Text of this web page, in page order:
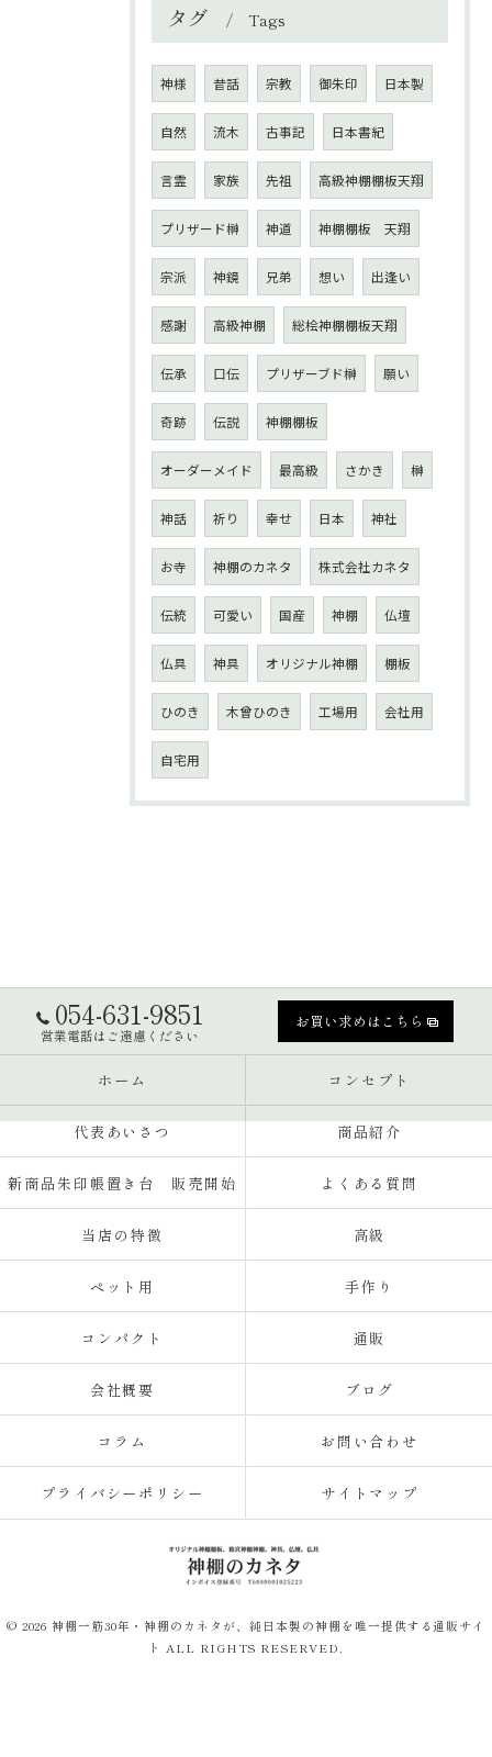
タグ Tags
神様 昔話 宗教 御朱印 日本製
自然 流木 古事記 日本書紀
言霊 家族 先祖 高級神棚棚板天翔
プリザード榊 神道 神棚棚板 天翔
宗派 神鏡 兄弟 想い 出逢い
感謝 高級神棚 総桧神棚棚板天翔
伝承 口伝 プリザーブド榊 願い
奇跡 伝説 神棚棚板
オーダーメイド 最高級 さかき 榊
神話 祈り 幸せ 日本 神社
お寺 神棚のカネタ 株式会社カネタ
伝統 可愛い 国産 神棚 仏壇
仏具 神具 オリジナル神棚 棚板
ひのき 木曾ひのき 工場用 会社用
自宅用
054-631-9851
営業電話はご遠慮ください
お買い求めはこちら
ホーム コンセプト
代表あいさつ 商品紹介
新商品朱印帳置き台 販売開始 よくある質問
当店の特徴 高級
ペット用 手作り
コンパクト 通販
会社概要 ブログ
コラム お問い合わせ
プライバシーポリシー サイトマップ
© 2026 神棚一筋30年・神棚のカネタが、純日本製の神棚を唯一提供する通販サイ
ト ALL RIGHTS RESERVED.